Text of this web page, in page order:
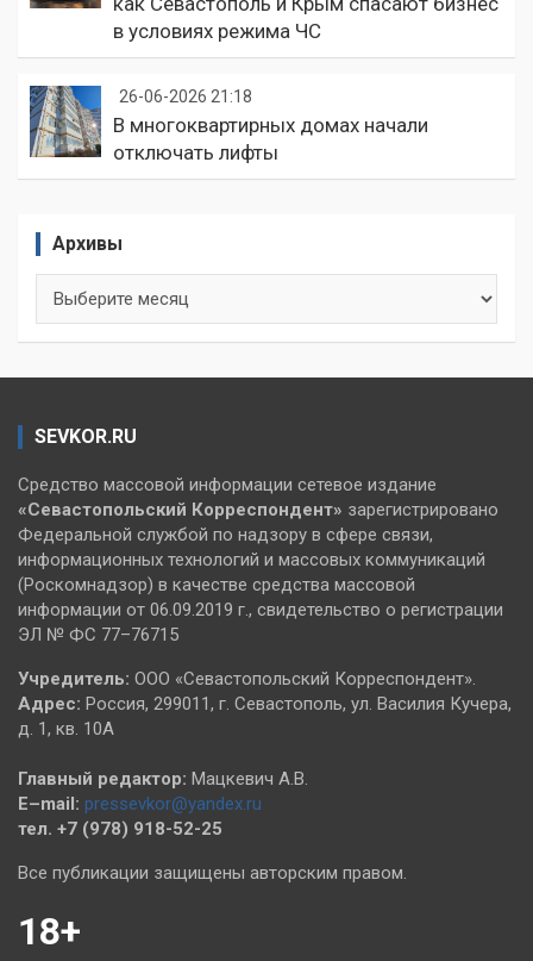
в условиях режима ЧС
26-06-2026 21:18
В многоквартирных домах начали
отключать лифты
Архивы
SEVKOR.RU
Средство массовой информации сетевое издание
«Севастопольский Корреспондент» зарегистрировано
Федеральной службой по надзору в сфере связи,
информационных технологий и массовых коммуникаций
(Роскомнадзор) в качестве средства массовой
информации от 06.09.2019 г., свидетельство о регистрации
ЭЛ № ФС 77–76715
Учредитель: ООО «Севастопольский Корреспондент».
Адрес: Россия, 299011, г. Севастополь, ул. Василия Кучера,
д. 1, кв. 10А
Главный редактор: Мацкевич А.В.
E–mail: pressevkor@yandex.ru
тел. +7 (978) 918-52-25
Все публикации защищены авторским правом.
18+